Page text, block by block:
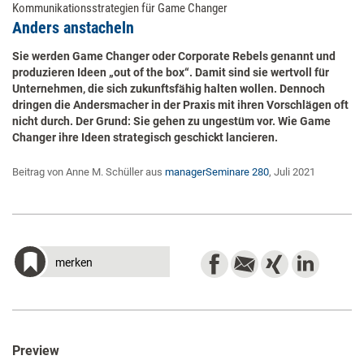
Kommunikationsstrategien für Game Changer
Anders anstacheln
Sie werden Game Changer oder Corporate Rebels genannt und
produzieren Ideen „out of the box“. Damit sind sie wertvoll für
Unternehmen, die sich zukunftsfähig halten wollen. Dennoch
dringen die Andersmacher in der Praxis mit ihren Vorschlägen oft
nicht durch. Der Grund: Sie gehen zu ungestüm vor. Wie Game
Changer ihre Ideen strategisch geschickt lancieren.
Beitrag von Anne M. Schüller aus managerSeminare 280, Juli 2021
merken
Preview